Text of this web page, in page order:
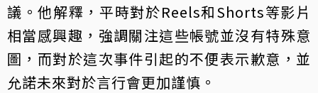
議。他解釋，平時對於Reels和Shorts等影片
相當感興趣，強調關注這些帳號並沒有特殊意
圖，而對於這次事件引起的不便表示歉意，並
允諾未來對於言行會更加謹慎。